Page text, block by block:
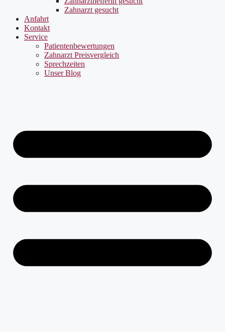
Zahnarzt gesucht
Anfahrt
Kontakt
Service
Patientenbewertungen
Zahnarzt Preisvergleich
Sprechzeiten
Unser Blog